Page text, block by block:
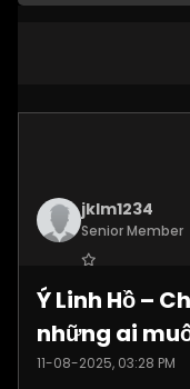
jklm1234
Senior Member
Posts:1215
Ý Linh Hồ –
những ai
11-08-2025, 03:28 PM